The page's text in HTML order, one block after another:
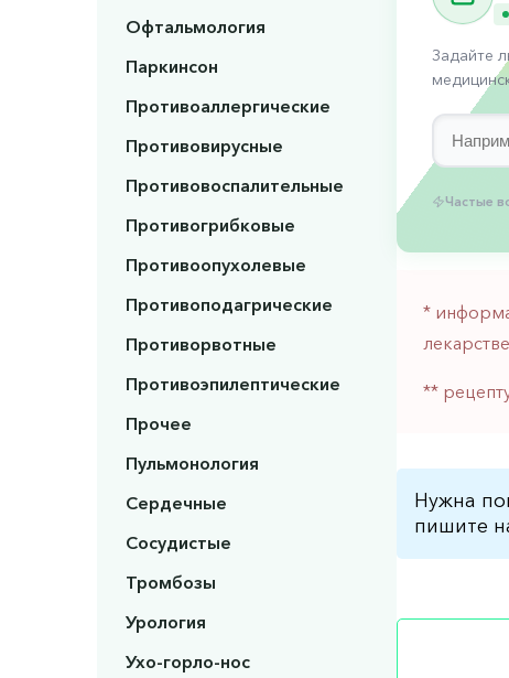
Офтальмология
Паркинсон
Противоаллергические
Противовирусные
Противовоспалительные
Противогрибковые
Противоопухолевые
Противоподагрические
Противорвотные
Противоэпилептические
Прочее
Пульмонология
Сердечные
Сосудистые
Тромбозы
Урология
Ухо-горло-нос
Задайте
Частые
*
**
Нужна
пишите